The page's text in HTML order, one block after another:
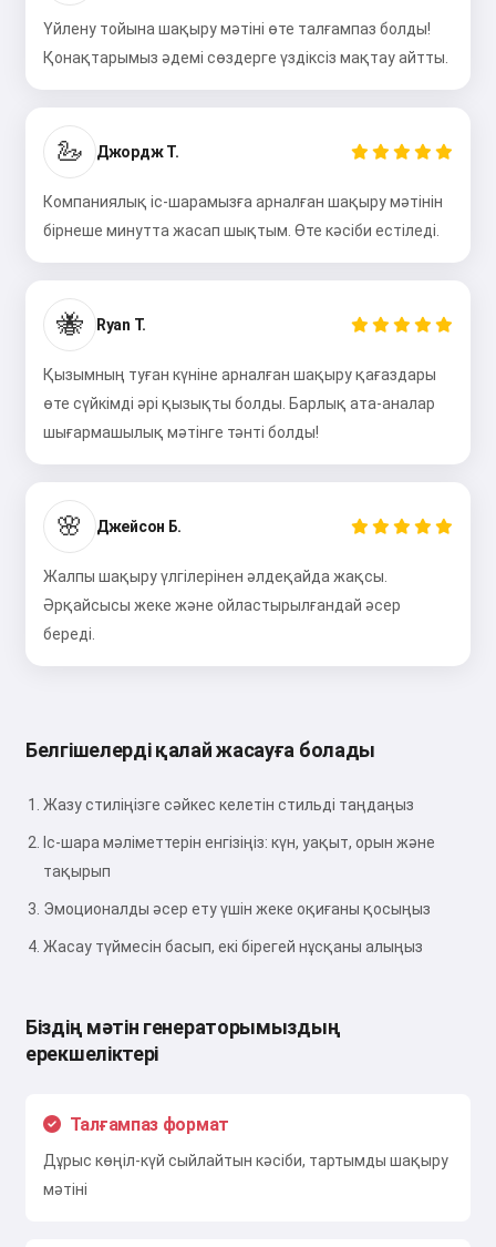
Үйлену тойына шақыру мәтіні өте талғампаз болды!
Қонақтарымыз әдемі сөздерге үздіксіз мақтау айтты.
🦢 Джордж Т.
Компаниялық іс-шарамызға арналған шақыру мәтінін
бірнеше минутта жасап шықтым. Өте кәсіби естіледі.
🐝 Ryan T.
Қызымның туған күніне арналған шақыру қағаздары
өте сүйкімді әрі қызықты болды. Барлық ата-аналар
шығармашылық мәтінге тәнті болды!
🌸 Джейсон Б.
Жалпы шақыру үлгілерінен әлдеқайда жақсы.
Әрқайсысы жеке және ойластырылғандай әсер
береді.
Белгішелерді қалай жасауға болады
Жазу стиліңізге сәйкес келетін стильді таңдаңыз
Іс-шара мәліметтерін енгізіңіз: күн, уақыт, орын және
тақырып
Эмоционалды әсер ету үшін жеке оқиғаны қосыңыз
Жасау түймесін басып, екі бірегей нұсқаны алыңыз
Біздің мәтін генераторымыздың
ерекшеліктері
Талғампаз формат
Дұрыс көңіл-күй сыйлайтын кәсіби, тартымды шақыру
мәтіні
Мен әндер жасай аламын,
өлеңдер мен құттықтаулар
жаза аламын 🥰
Тегін қолданып көріңіз
Мен қабылдаймын:Қызмет көрсету шарттары